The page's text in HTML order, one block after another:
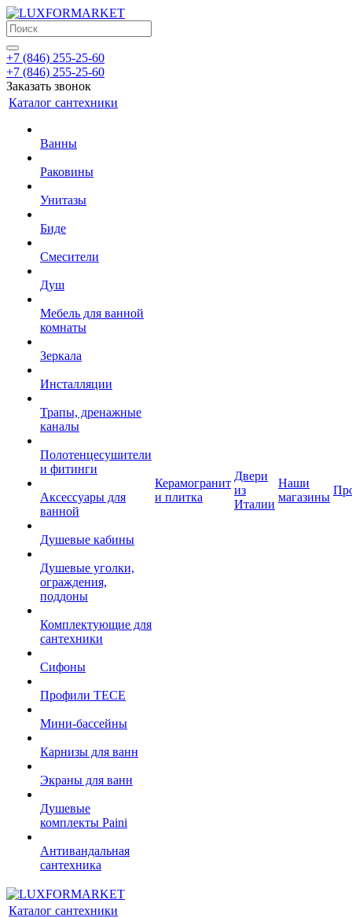
+7 (846) 255-25-60
+7 (846) 255-25-60
Заказать звонок
Каталог сантехники
Ванны
Раковины
Унитазы
Биде
Смесители
Душ
Мебель для ванной
комнаты
Зеркала
Инсталляции
Трапы, дренажные
каналы
Полотенцесушители
и фитинги
Аксессуары для
ванной
Душевые кабины
Душевые уголки,
ограждения,
поддоны
Комплектующие для
сантехники
Сифоны
Профили TECE
Мини-бассейны
Карнизы для ванн
Экраны для ванн
Душевые
комплекты Paini
Антивандальная
сантехника
Керамогранит
и плитка
Двери
из
Италии
Наши
магазины
Каталог сантехники